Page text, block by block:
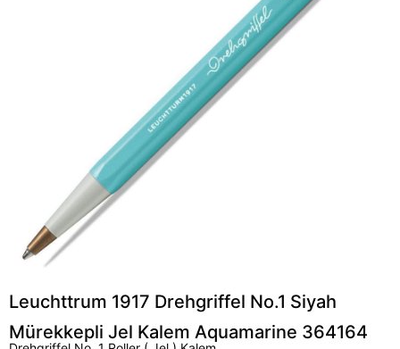
Leuchttrum 1917 Drehgriffel No.1 Siyah
Mürekkepli Jel Kalem Aquamarine 364164